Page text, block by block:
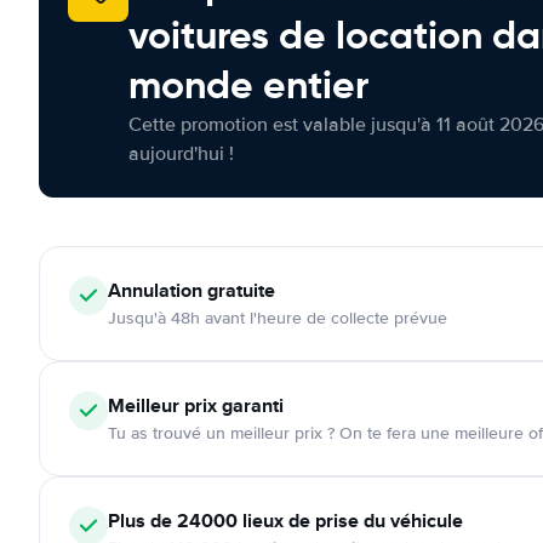
voitures de location
monde entier
Cette promotion est valable jusqu'à 11 août
aujourd'hui !
Annulationgratuite
Jusqu'à 48h avant l'heure de collecte prévue
Meilleur prix garanti
Tu as trouvé un meilleur prix ? On te fera une meilleure
Plus de 24000 lieux de prise du véhicule